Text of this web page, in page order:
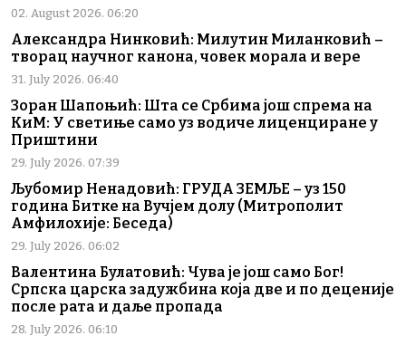
02. August 2026. 06:20
Александра Нинковић: Милутин Миланковић –
творац научног канона, човек морала и вере
31. July 2026. 06:40
Зоран Шапоњић: Шта се Србима још спрема на
КиМ: У светиње само уз водиче лиценциране у
Приштини
29. July 2026. 07:39
Љубомир Ненадовић: ГРУДА ЗЕМЉЕ – уз 150
година Битке на Вучјем долу (Митрополит
Амфилохије: Беседа)
29. July 2026. 06:02
Валентина Булатовић: Чува је још само Бог!
Српска царска задужбина која две и по деценије
после рата и даље пропада
28. July 2026. 06:10